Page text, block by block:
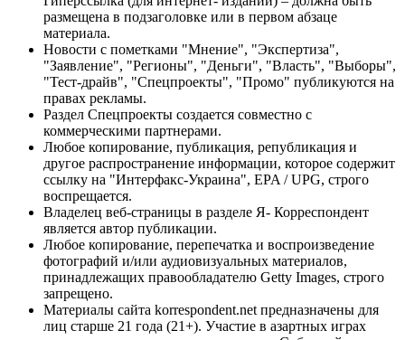
размещена в подзаголовке или в первом абзаце
материала.
Новости с пометками "Мнение", "Экспертиза",
"Заявление", "Регионы", "Деньги", "Власть", "Выборы",
"Тест-драйв", "Спецпроекты", "Промо" публикуются на
правах рекламы.
Раздел Спецпроекты создается совместно с
коммерческими партнерами.
Любое копирование, публикация, републикация и
другое распространение информации, которое содержит
ссылку на "Интерфакс-Украина", EPA / UPG, строго
воспрещается.
Владелец веб-страницы в разделе Я- Корреспондент
является автор публикации.
Любое копирование, перепечатка и воспроизведение
фотографий и/или аудиовизуальных материалов,
принадлежащих правообладателю Getty Images, строго
запрещено.
Материалы сайта korrespondent.net предназначены для
лиц старше 21 года (21+). Участие в азартных играх